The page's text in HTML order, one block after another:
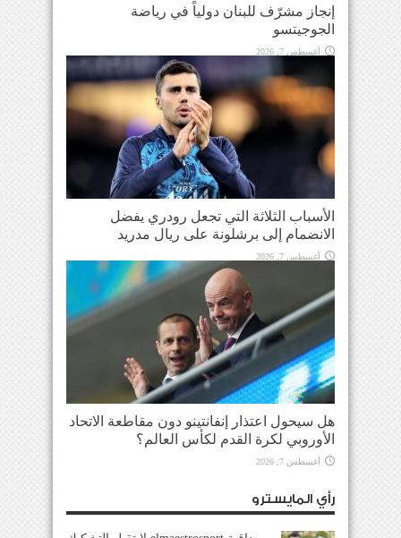
إنجاز مشرّف للبنان دولياً في رياضة
الجوجيتسو
أغسطس 7, 2026
الأسباب الثلاثة التي تجعل رودري يفضل
الانضمام إلى برشلونة على ريال مدريد
أغسطس 7, 2026
هل سيحول اعتذار إنفانتينو دون مقاطعة الاتحاد
الأوروبي لكرة القدم لكأس العالم؟
أغسطس 7, 2026
رأي المايسترو